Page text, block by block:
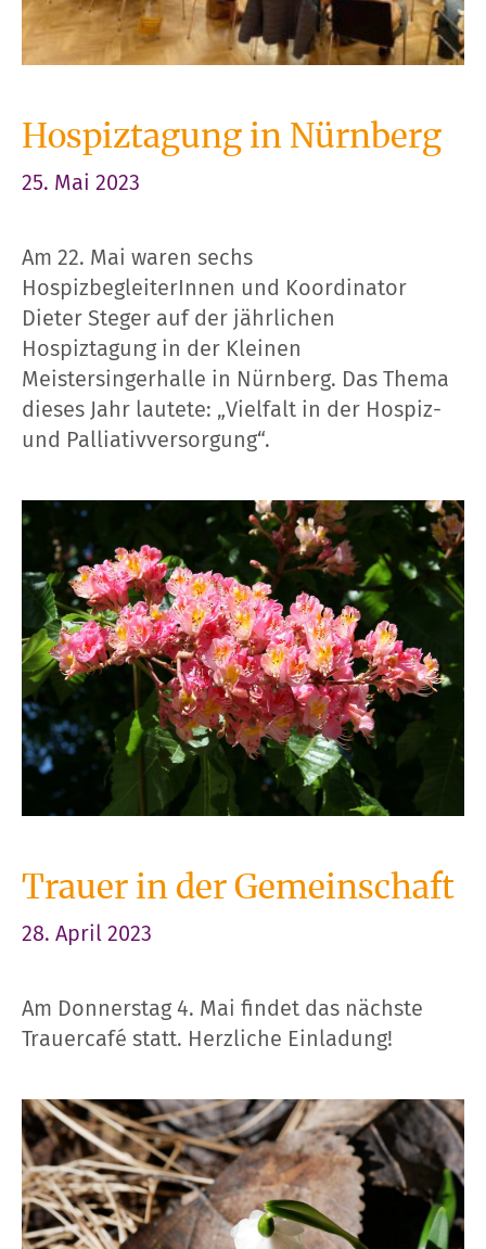
Hospiztagung in Nürnberg
25. Mai 2023
Am 22. Mai waren sechs
HospizbegleiterInnen und Koordinator
Dieter Steger auf der jährlichen
Hospiztagung in der Kleinen
Meistersingerhalle in Nürnberg. Das Thema
dieses Jahr lautete: „Vielfalt in der Hospiz-
und Palliativversorgung“.
Trauer in der Gemeinschaft
28. April 2023
Am Donnerstag 4. Mai findet das nächste
Trauercafé statt. Herzliche Einladung!